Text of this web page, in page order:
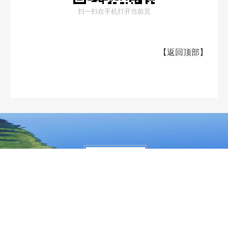
扫一扫在手机打开当前页
【返回顶部 】